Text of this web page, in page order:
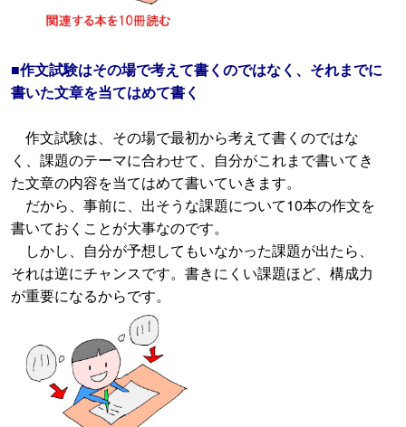
■作文試験はその場で考えて書くのではなく、それまでに
書いた文章を当てはめて書く
作文試験は、その場で最初から考えて書くのではな
く、課題のテーマに合わせて、自分がこれまで書いてき
た文章の内容を当てはめて書いていきます。
だから、事前に、出そうな課題について10本の作文を
書いておくことが大事なのです。
しかし、自分が予想してもいなかった課題が出たら、
それは逆にチャンスです。書きにくい課題ほど、構成力
が重要になるからです。